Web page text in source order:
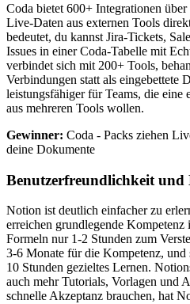
Coda bietet 600+ Integrationen
Live-Daten aus externen Tools
bedeutet, du kannst Jira-Tickets,
Issues in einer Coda-Tabelle mit
verbindet sich mit 200+ Tools,
Verbindungen statt als eingebettete
leistungsfähiger für Teams, die
aus mehreren Tools wollen.
Gewinner: Coda - Packs ziehen
deine Dokumente
Benutzerfreundlichkeit
Notion ist deutlich einfacher zu
erreichen grundlegende
Formeln nur 1-2 Stunden zum
3-6 Monate für die Kompetenz, und
10 Stunden gezieltes Lernen.
auch mehr Tutorials, Vorlagen und
schnelle Akzeptanz brauchen, hat